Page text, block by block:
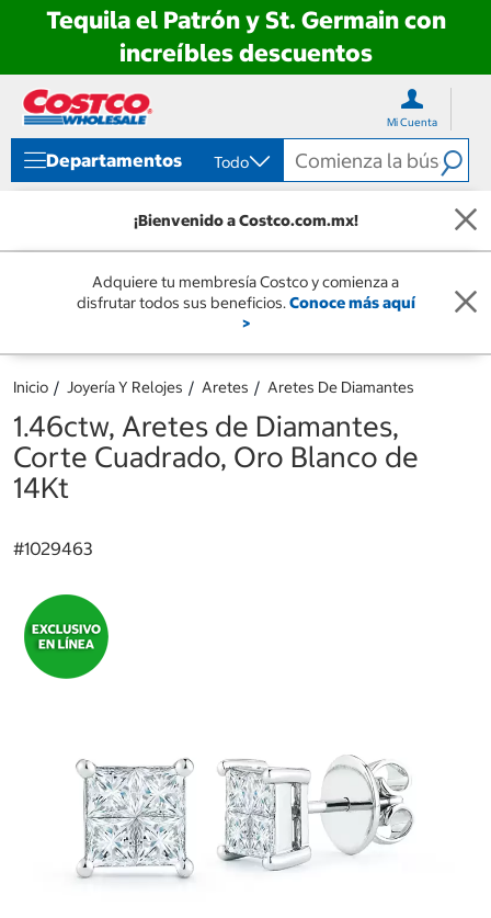
Tequila el Patrón y St. Germain con
increíbles descuentos
directo
contenido
directo
menú
navegación
Mi Cuenta
Departamentos Todo
¡Bienvenido a Costco.com.mx!
Adquiere tu membresía Costco y comienza a
disfrutar todos sus beneficios.Conoce más aquí
>
Inicio Joyería Y Relojes Aretes Aretes De Diamantes
1.46ctw, Aretes de Diamantes,
Corte Cuadrado, Oro Blanco de
14Kt
#1029463